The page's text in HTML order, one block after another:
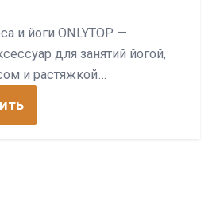
и йоги ONLYTOP —
для занятий йогой,
и растяжкой…